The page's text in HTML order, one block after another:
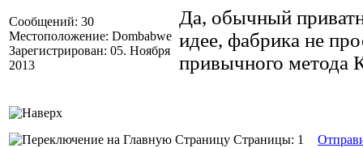
Сообщений: 30
Местоположение: Dombabwe
Зарегистрирован: 05. Ноября
2013
Да, обычный
идее, фабрика не
привычного метода
Страницы: 1